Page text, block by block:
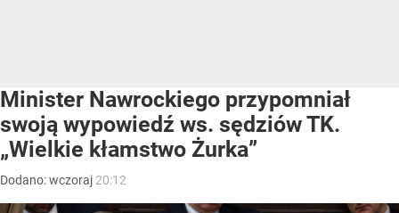
Minister Nawrockiego przypomniał
swoją wypowiedź ws. sędziów TK.
„Wielkie kłamstwo Żurka”
Dodano:wczoraj 20:12